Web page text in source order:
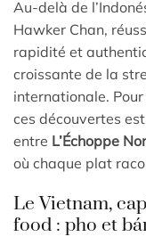
Au-delà de
Hawker Chan,
rapidité et
croissante de la
internationale.
ces découvertes
entre L’Échoppe
où chaque plat
Le Vietnam,
food : pho et